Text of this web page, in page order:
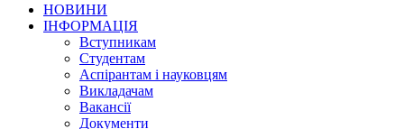
НОВИНИ
ІНФОРМАЦІЯ
Вступникам
Студентам
Аспірантам і науковцям
Викладачам
Вакансії
Документи